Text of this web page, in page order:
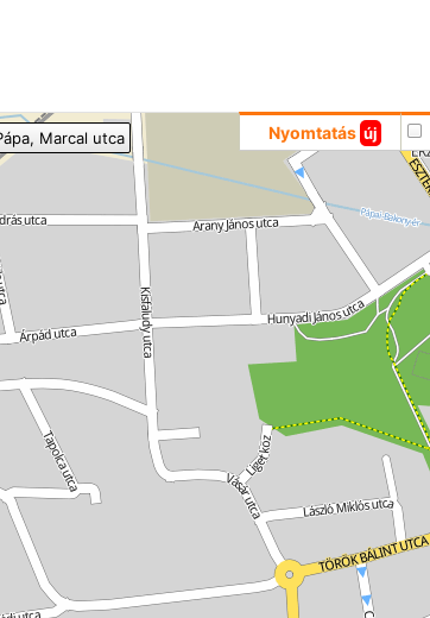
Nyomtatás új
, Marcal utca